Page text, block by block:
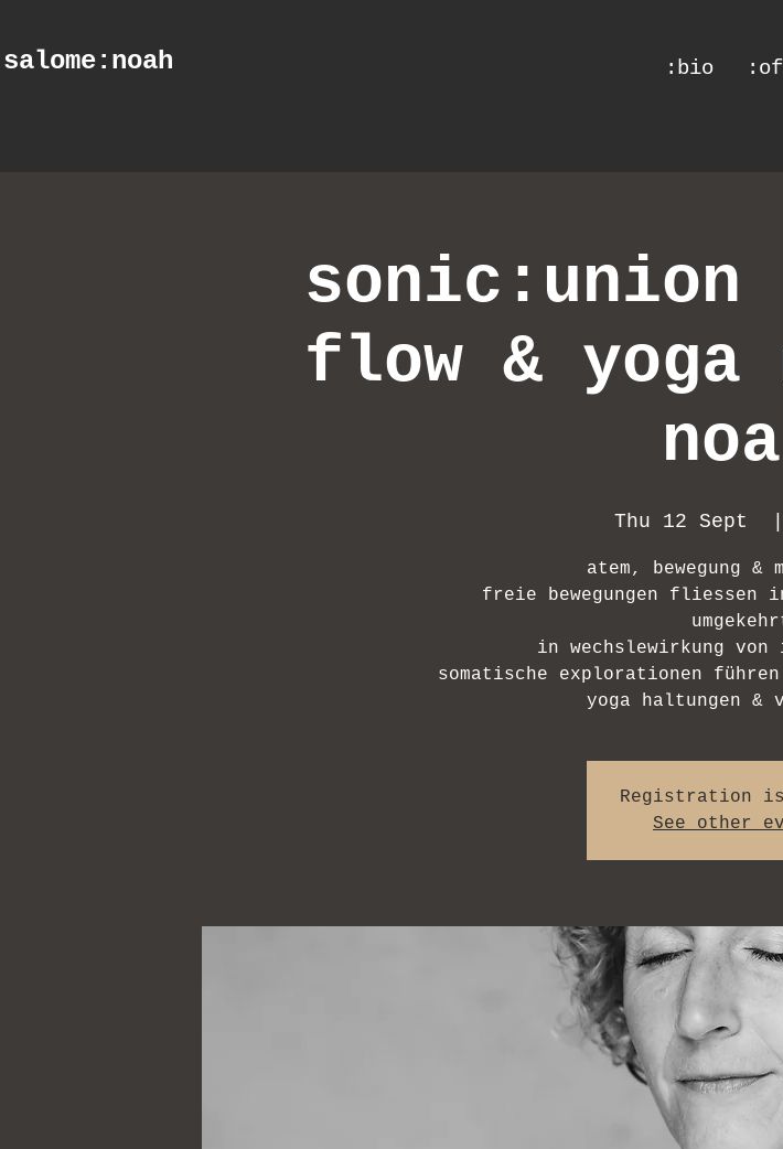
salome:noah :bio
sonic:union
flow & yoga
Thu 12 Sept
atem, bewegung &
freie bewegungen fliessen
in wechslewirkung von
somatische explorationen
yoga haltungen &
Registration
See other